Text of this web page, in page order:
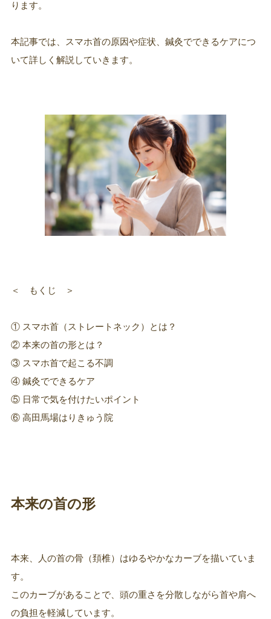
ります。
本記事では、スマホ首の原因や症状、鍼灸でできるケアにつ
いて詳しく解説していきます。
＜ もくじ ＞
① スマホ首（ストレートネック）とは？
② 本来の首の形とは？
③ スマホ首で起こる不調
④ 鍼灸でできるケア
⑤ 日常で気を付けたいポイント
⑥ 高田馬場はりきゅう院
本来の首の形
本来、人の首の骨（頚椎）はゆるやかなカーブを描いていま
す。
このカーブがあることで、頭の重さを分散しながら首や肩へ
の負担を軽減しています。